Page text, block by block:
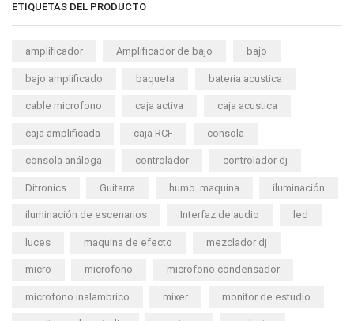
ETIQUETAS DEL PRODUCTO
amplificador Amplificador de bajo bajo
bajo amplificado baqueta bateria acustica
cable microfono caja activa caja acustica
caja amplificada caja RCF consola
consola análoga controlador controlador dj
Ditronics Guitarra humo. maquina iluminación
iluminación de escenarios Interfaz de audio led
luces maquina de efecto mezclador dj
micro microfono microfono condensador
microfono inalambrico mixer monitor de estudio